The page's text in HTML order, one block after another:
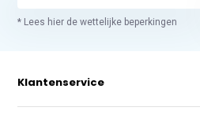
* Lees hier de wettelijke beperkingen
Klantenservice